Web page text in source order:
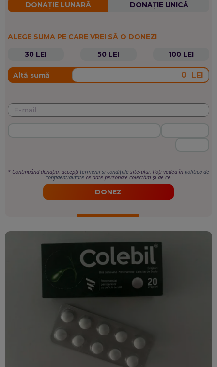
DONAȚIE LUNARĂ DONAȚIE UNICĂ
ALEGE SUMA PE CARE VREI SĂ O DONEZI
30 LEI
50 LEI 100 LEI
Altă sumă LEI
* Continuând donația, accepți termenii si condițiile site-ului. Poți vedea în politica de
confidențialitate ce date personale colectăm și de ce.
DONEZ